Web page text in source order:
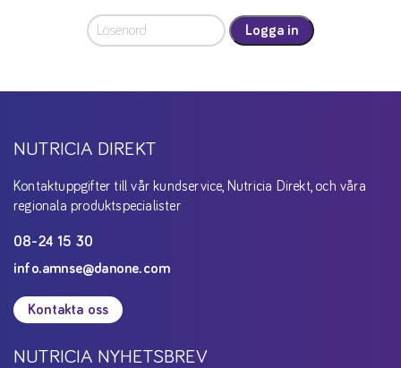
Logga in
NUTRICIA DIREKT
Kontaktuppgifter till vår kundservice, Nutricia Direkt, och våra
regionala produktspecialister
08-24 15 30
info.amnse@danone.com
Kontakta oss
NUTRICIA NYHETSBREV